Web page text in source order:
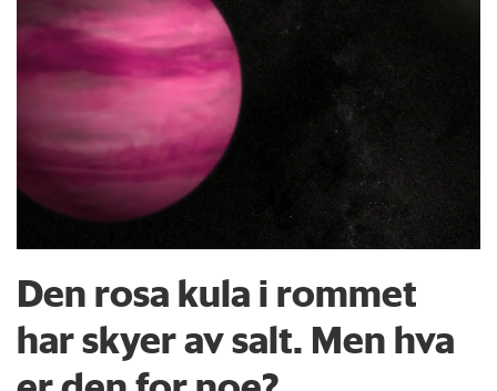
Den rosa kula i rommet
har skyer av salt. Men hva